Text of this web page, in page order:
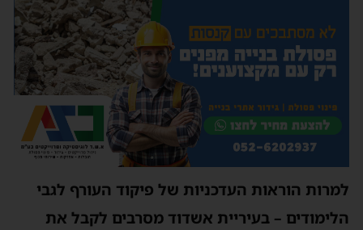
למרות הוראות העדכניות של פיקוד העורף לגבי
הלימודים – בעיריית אשדוד מסרבים לקבל את